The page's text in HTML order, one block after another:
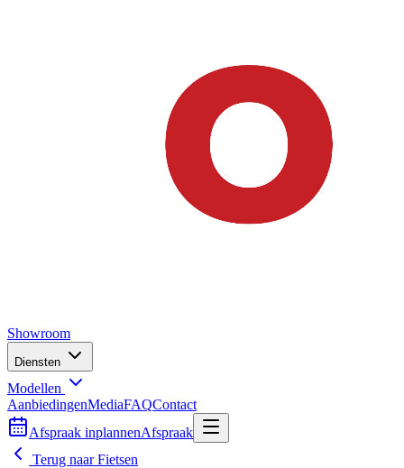
Showroom
Diensten
Modellen
AanbiedingenMediaFAQContact
Afspraak inplannenAfspraak
Terug naarFietsen